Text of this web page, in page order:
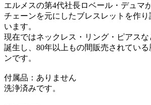
エルメスの第4代社長ロベール・デュマ
チェーンを元にしたブレスレットを作
います。
現在ではネックレス・リング・ピアス
誕生し、80年以上もの間販売されてい
ンです。
付属品：ありません
洗浄済みです。